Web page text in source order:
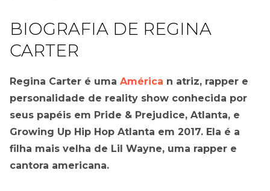
BIOGRAFIA DE REGINA
CARTER
Regina Carter é uma América n atriz, rapper e
personalidade de reality show conhecida por
seus papéis em Pride & Prejudice, Atlanta, e
Growing Up Hip Hop Atlanta em 2017. Ela é a
filha mais velha de Lil Wayne, uma rapper e
cantora americana.